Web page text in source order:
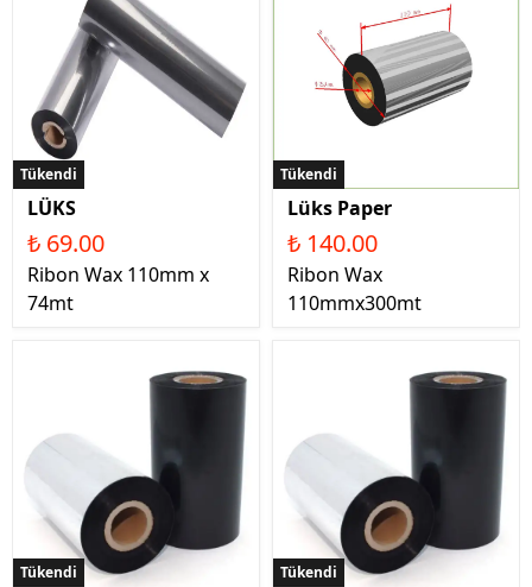
Tükendi
LÜKS
₺ 69.00
Ribon Wax 110mm x
74mt
Tükendi
Lüks Paper
₺ 140.00
Ribon Wax
110mmx300mt
Tükendi Tükendi